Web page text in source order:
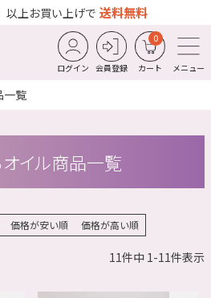
以上お買い上げで 送料無料
ログイン 会員登録 カート
0
メニュー
一覧
オイル商品一覧
価格が安い順 価格が高い順
11件中 1-11件表示